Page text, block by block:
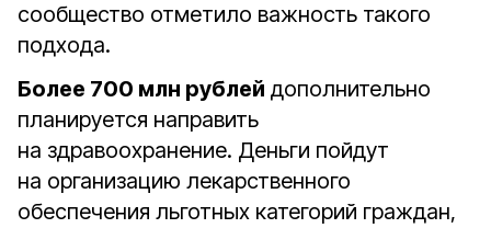
сообщество отметило важность такого
подхода.
Более 700 млн рублей дополнительно
планируется направить
на здравоохранение. Деньги пойдут
на организацию лекарственного
обеспечения льготных категорий граждан,